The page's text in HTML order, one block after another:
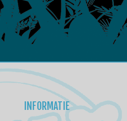
INFORMATIE